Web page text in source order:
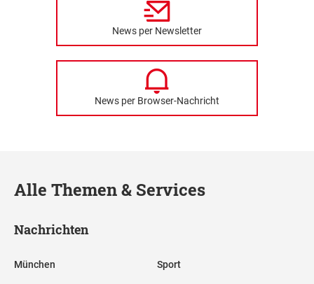
News per Newsletter
News per Browser-Nachricht
Alle Themen & Services
Nachrichten
München Sport